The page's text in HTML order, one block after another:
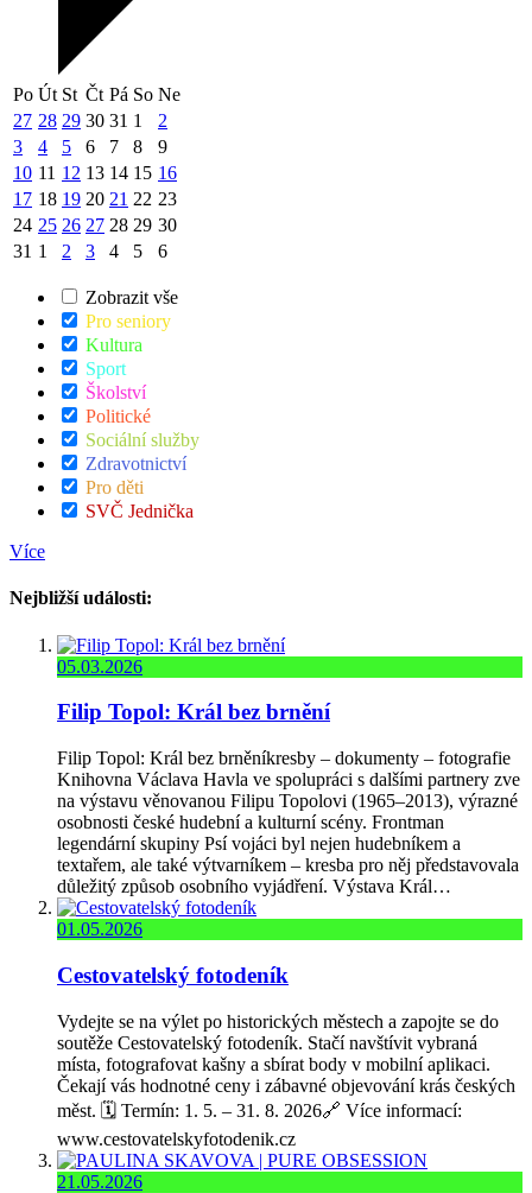
Po Út St Čt Pá So Ne
27 28 29 30 31 1
2
3
4 5 6 7 8
9
10 11 12 13 14 15 16
17 18 19 20 21 22 23
24 25 26 27 28 29 30
31 1 2 3 4 5 6
Zobrazit vše
Pro seniory
Kultura
Sport
Školství
Politické
Sociální služby
Zdravotnictví
Pro děti
SVČ Jednička
Více
Nejbližší události:
05.03.2026
Filip Topol: Král bez brnění
Filip Topol: Král bez brněníkresby – dokumenty – fotografie
Knihovna Václava Havla ve spolupráci s dalšími partnery zve
na výstavu věnovanou Filipu Topolovi (1965–2013), výrazné
osobnosti české hudební a kulturní scény. Frontman
legendární skupiny Psí vojáci byl nejen hudebníkem a
textařem, ale také výtvarníkem – kresba pro něj představovala
důležitý způsob osobního vyjádření. Výstava Král…
01.05.2026
Cestovatelský fotodeník
Vydejte se na výlet po historických městech a zapojte se do
soutěže Cestovatelský fotodeník. Stačí navštívit vybraná
místa, fotografovat kašny a sbírat body v mobilní aplikaci.
Čekají vás hodnotné ceny i zábavné objevování krás českých
měst. 🗓️ Termín: 1. 5. – 31. 8. 2026🔗 Více informací:
www.cestovatelskyfotodenik.cz
21.05.2026